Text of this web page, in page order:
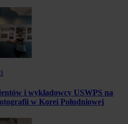
i wykładowcy USWPS na
w Korei Południowej